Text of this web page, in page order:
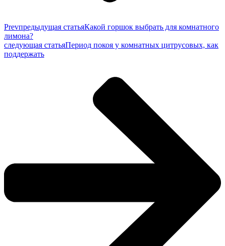
Prevпредыдущая статьяКакой горшок выбрать для комнатного
лимона?
следующая статьяПериод покоя у комнатных цитрусовых, как
поддержать